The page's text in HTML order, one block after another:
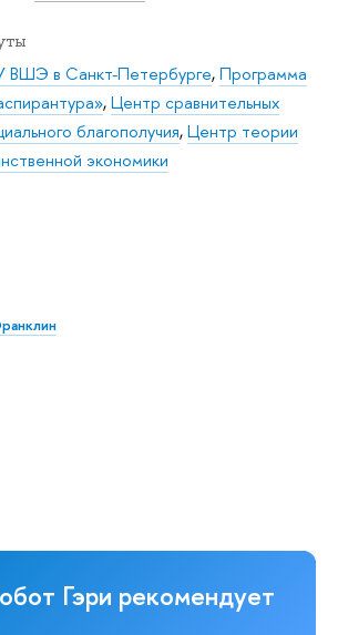
ВШЭ в Санкт-Петербурге,Программа
,Центр сравнительных
благополучия,Центр теории
экономики
Гэри рекомендует